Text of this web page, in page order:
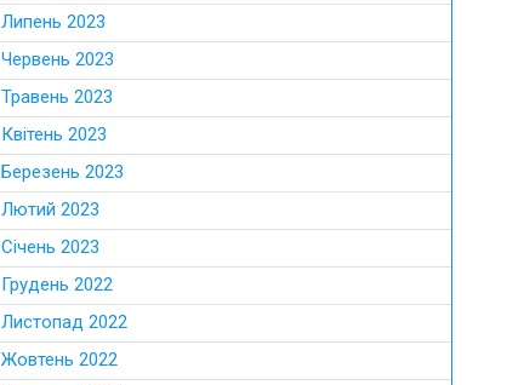
Липень 2023
Червень 2023
Травень 2023
Квітень 2023
Березень 2023
Лютий 2023
Січень 2023
Грудень 2022
Листопад 2022
Жовтень 2022